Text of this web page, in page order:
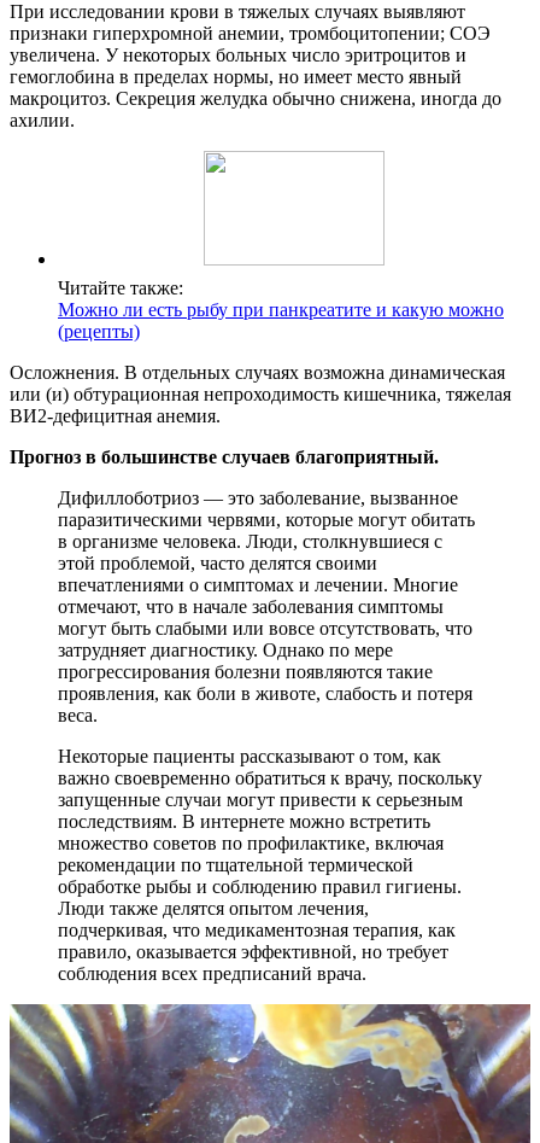
При исследовании крови в тяжелых случаях выявляют
признаки гиперхромной анемии, тромбоцитопении; СОЭ
увеличена. У некоторых больных число эритроцитов и
гемоглобина в пределах нормы, но имеет место явный
макроцитоз. Секреция желудка обычно снижена, иногда до
ахилии.
Читайте также:
Можно ли есть рыбу при панкреатите и какую можно
(рецепты)
Осложнения. В отдельных случаях возможна динамическая
или (и) обтурационная непроходимость кишечника, тяжелая
ВИ2-дефицитная анемия.
Прогноз в большинстве случаев благоприятный.
Дифиллоботриоз — это заболевание, вызванное
паразитическими червями, которые могут обитать
в организме человека. Люди, столкнувшиеся с
этой проблемой, часто делятся своими
впечатлениями о симптомах и лечении. Многие
отмечают, что в начале заболевания симптомы
могут быть слабыми или вовсе отсутствовать, что
затрудняет диагностику. Однако по мере
прогрессирования болезни появляются такие
проявления, как боли в животе, слабость и потеря
веса.
Некоторые пациенты рассказывают о том, как
важно своевременно обратиться к врачу, поскольку
запущенные случаи могут привести к серьезным
последствиям. В интернете можно встретить
множество советов по профилактике, включая
рекомендации по тщательной термической
обработке рыбы и соблюдению правил гигиены.
Люди также делятся опытом лечения,
подчеркивая, что медикаментозная терапия, как
правило, оказывается эффективной, но требует
соблюдения всех предписаний врача.